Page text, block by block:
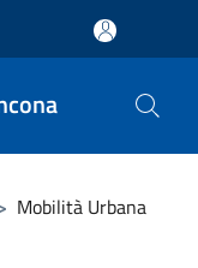
Mobilità Urbana